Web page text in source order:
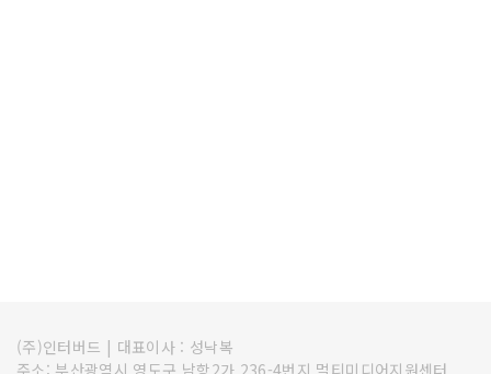
(주)인터버드 | 대표이사 : 성낙복